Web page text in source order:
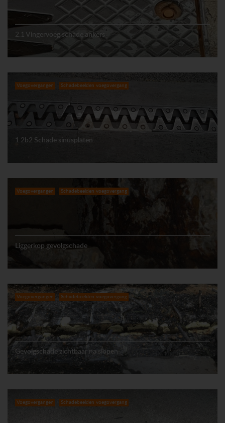
2.1 Vingervoeg schade ankers
Voegovergangen Schadebeelden voegovergang
1.2b2 Schade sinusplaten
Voegovergangen Schadebeelden voegovergang
Liggerkop gevolgschade
Voegovergangen Schadebeelden voegovergang
Gevolgschade zichtbaar na slopen
Voegovergangen Schadebeelden voegovergang